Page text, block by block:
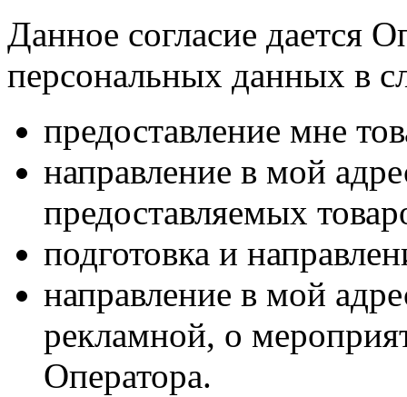
Данное согласие дается
персональных данных в
предоставление мне
направление в мой
предоставляемых
подготовка и
направление в мой
рекламной, о
Оператора.